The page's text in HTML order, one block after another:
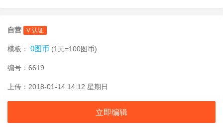
自营 V 认证
模板： 0图币 (1元=100图币)
编号：6619
上传：2018-01-14 14:12 星期日
立即编辑